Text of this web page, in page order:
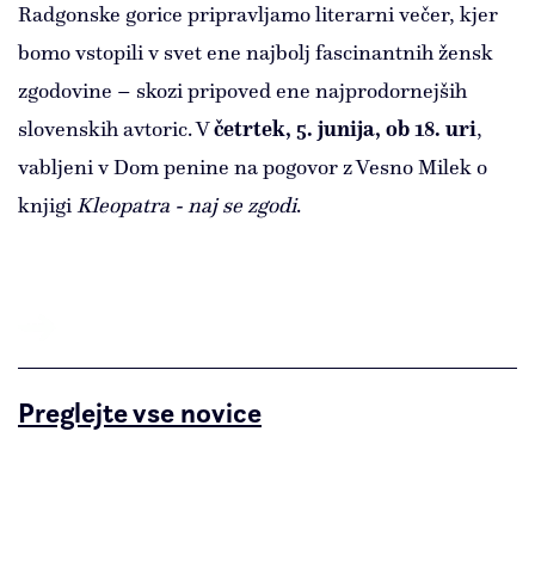
Radgonske gorice pripravljamo literarni večer, kjer
bomo vstopili v svet ene najbolj fascinantnih žensk
zgodovine – skozi pripoved ene najprodornejših
slovenskih avtoric. Včetrtek, 5. junija, ob 18. uri,
vabljeni v Dom penine na pogovor z Vesno Milek o
knjigiKleopatra - naj se zgodi.
Preglejte vse novice